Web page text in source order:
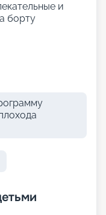
и
борту